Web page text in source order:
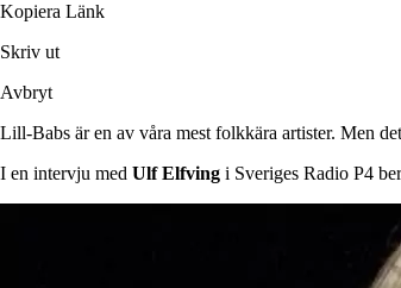
Kopiera Länk
Skriv ut
Avbryt
Lill-Babs är en av våra mest folkkära artister. Men
I en intervju med Ulf Elfving i Sveriges Radio P4